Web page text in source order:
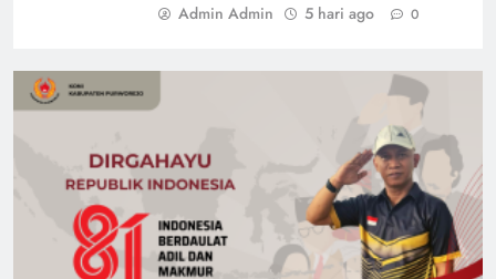
Admin Admin 5 hari ago 0